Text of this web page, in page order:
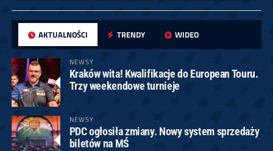
AKTUALNOŚCI TRENDY WIDEO
NEWSY
Kraków wita! Kwalifikacje do European Touru.
Trzy weekendowe turnieje
NEWSY
PDC ogłosiła zmiany. Nowy system sprzedaży
biletów na MŚ